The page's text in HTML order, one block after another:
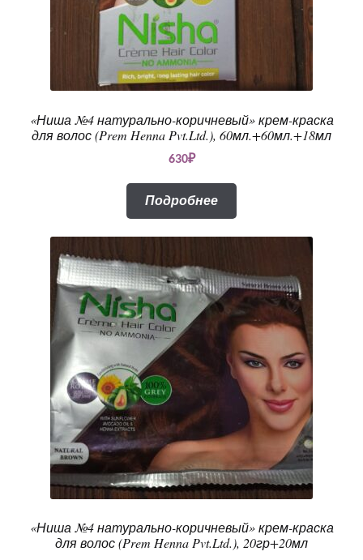
«Ниша №4 натурально-коричневый» крем-краска
для волос (Prem Henna Pvt.Ltd.), 60мл.+60мл.+18мл
630₽
Подробнее
«Ниша №4 натурально-коричневый» крем-краска
для волос (Prem Henna Pvt.Ltd.), 20гр+20мл